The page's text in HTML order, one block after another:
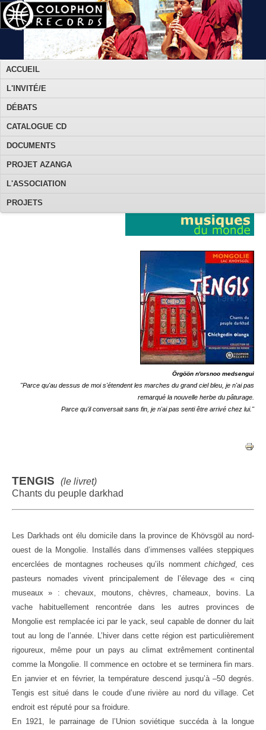
ACCUEIL
L'INVITÉ/E
DÉBATS
CATALOGUE CD
DOCUMENTS
PROJET AZANGA
L'ASSOCIATION
PROJETS
Örgöön n'orsnoo medsengui
"Parce qu'au dessus de moi s'étendent les marches du grand ciel bleu, je n'ai pas
remarqué la nouvelle herbe du pâturage.
Parce qu'il conversait sans fin, je n'ai pas senti être arrivé chez lui."
TENGIS
(le livret)
Chants du peuple darkhad
Les Darkhads ont élu domicile dans la province de Khövsgöl au nord-
ouest de la Mongolie. Installés dans d’immenses vallées steppiques
encerclées de montagnes rocheuses qu’ils nommentchichged, ces
pasteurs nomades vivent principalement de l’élevage des « cinq
museaux » : chevaux, moutons, chèvres, chameaux, bovins. La
vache habituellement rencontrée dans les autres provinces de
Mongolie est remplacée ici par le yack, seul capable de donner du lait
tout au long de l’année. L’hiver dans cette région est particulièrement
rigoureux, même pour un pays au climat extrêmement continental
comme la Mongolie. Il commence en octobre et se terminera fin mars.
En janvier et en février, la température descend jusqu’à –50 degrés.
Tengis est situé dans le coude d’une rivière au nord du village. Cet
endroit est réputé pour sa froidure.
En 1921, le parrainage de l’Union soviétique succéda à la longue